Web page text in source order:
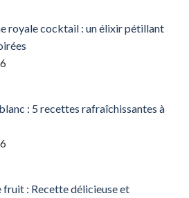
royale cocktail : un élixir pétillant
: 5 recettes rafraîchissantes à
fruit : Recette délicieuse et